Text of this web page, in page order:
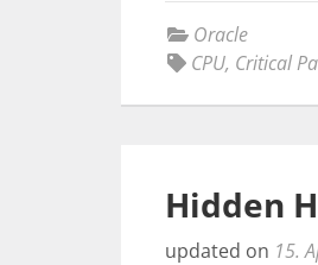
Oracle
CPU, Critical
Hidden
updated on 15.